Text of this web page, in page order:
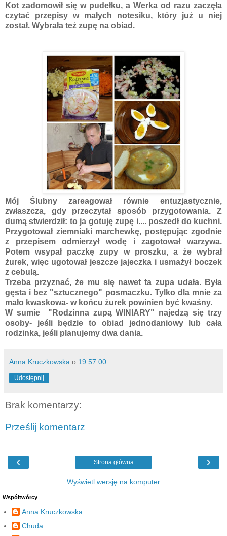
Kot zadomowił się w pudełku, a Werka od razu zaczęła
czytać przepisy w małych notesiku, który już u niej
został. Wybrała też zupę na obiad.
Mój Ślubny zareagował równie entuzjastycznie,
zwłaszcza, gdy przeczytał sposób przygotowania. Z
dumą stwierdził: to ja gotuję zupę i.... poszedł do kuchni.
Przygotował ziemniaki marchewkę, postępując zgodnie
z przepisem odmierzył wodę i zagotował warzywa.
Potem wsypał paczkę zupy w proszku, a że wybrał
żurek, więc ugotował jeszcze jajeczka i usmażył boczek
z cebulą.
Trzeba przyznać, że mu się nawet ta zupa udała. Była
gęsta i bez "sztucznego" posmaczku. Tylko dla mnie za
mało kwaskowa- w końcu żurek powinien być kwaśny.
W sumie "Rodzinna zupą WINIARY" najedzą się trzy
osoby- jeśli będzie to obiad jednodaniowy lub cała
rodzinka, jeśli planujemy dwa dania.
Anna Kruczkowska o 19:57:00
Udostępnij
Brak komentarzy:
Prześlij komentarz
‹ ›
Strona główna
Wyświetl wersję na komputer
Współtwórcy
Anna Kruczkowska
Chuda